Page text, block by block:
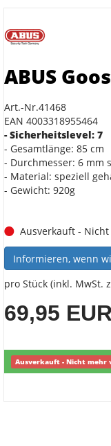
ABUS
Art.-Nr.41468
EAN 4003318955464
- Sicherheitslevel: 7
- Gesamtlänge: 85 cm
- Durchmesser: 6 mm
- Material: speziell
- Gewicht: 920g
Ausverkauft -
Informieren, wenn
pro Stück (inkl. MwSt.
69,95
Ausverkauft - Nicht mehr